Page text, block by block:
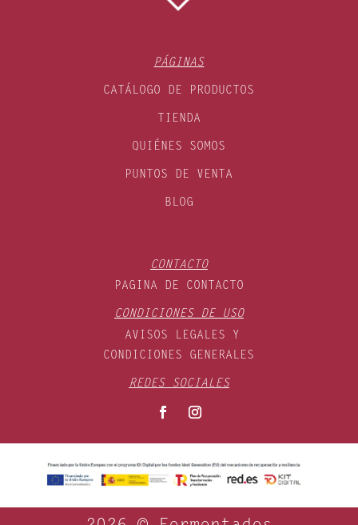
PÁGINAS
CATÁLOGO DE PRODUCTOS
TIENDA
QUIÉNES SOMOS
PUNTOS DE VENTA
BLOG
CONTACTO
PAGINA DE CONTACTO
CONDICIONES DE USO
AVISOS LEGALES Y
CONDICIONES GENERALES
REDES SOCIALES